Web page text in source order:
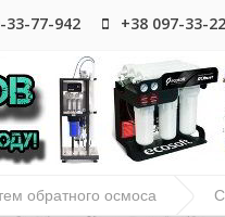
33-77-942 +38 097-33-
обратного осмоса